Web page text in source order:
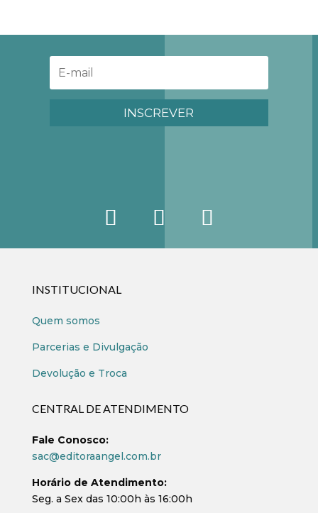
R$ 29,90.R$ 16,90.
INSCREVER
INSTITUCIONAL
Quem somos
Parcerias e Divulgação
Devolução e Troca
CENTRAL DE ATENDIMENTO
Fale Conosco:
sac@editoraangel.com.br
Horário de Atendimento:
Seg. a Sex das 10:00h às 16:00h